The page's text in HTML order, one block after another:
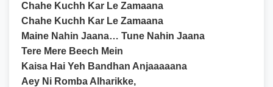
Chahe Kuchh Kar Le Zamaana
Chahe Kuchh Kar Le Zamaana
Maine Nahin Jaana… Tune Nahin Jaana
Tere Mere Beech Mein
Kaisa Hai Yeh Bandhan Anjaaaaana
Aey Ni Romba Alharikke,